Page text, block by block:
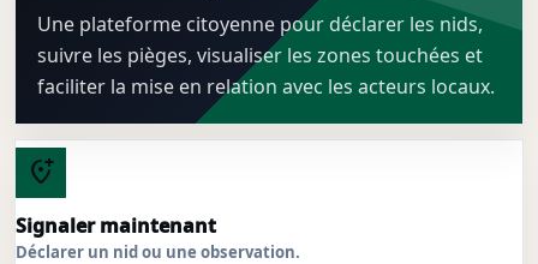
Une plateforme citoyenne pour déclarer les nids,
suivre les pièges, visualiser les zones touchées et
faciliter la mise en relation avec les acteurs locaux.
add_location_alt
Signaler maintenant
Déclarer un nid ou une observation.